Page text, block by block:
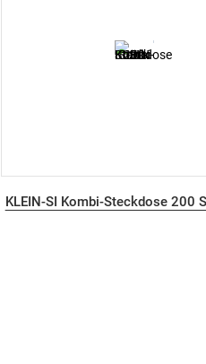
Gummi-Stromverteiler IP44 mit
KLEIN-SI Kombi-Steckdose 200